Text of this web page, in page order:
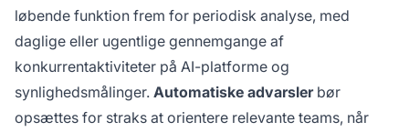
løbende funktion frem for periodisk analyse, med
daglige eller ugentlige gennemgange af
konkurrentaktiviteter på AI-platforme og
synlighedsmålinger. Automatiske advarslerbør
opsættes for straks at orientere relevante teams, når